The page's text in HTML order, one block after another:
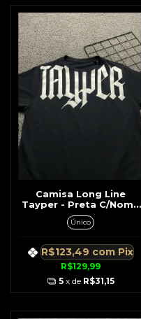
Camisa Long Line
Tayper - Preta C/Nome
Tayper na Frente
Único
R$129,99
R$123,49 com Pix
5 x de R$31,15